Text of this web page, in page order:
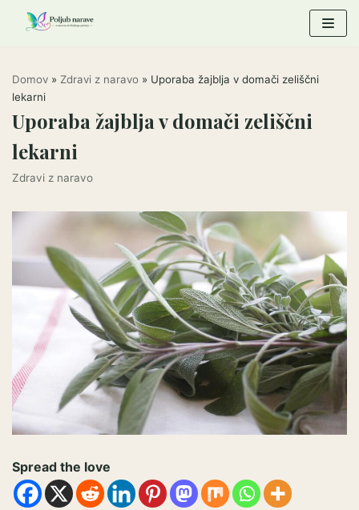
Skoči
Domov » Zdravi z naravo » Uporaba žajblja v domači zeliščni
lekarni
Uporaba žajblja v domači zeliščni
lekarni
Zdravi z naravo
Spread the love